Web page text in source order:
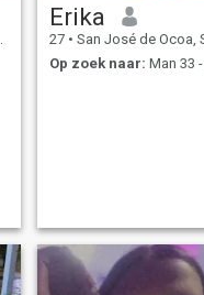
Erika
27 • San José de Ocoa, San José de Ocoa,
Op zoek naar: Man 33